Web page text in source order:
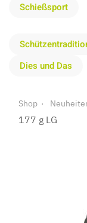
Schießsport
Dies und Das
Shop
177 g LG